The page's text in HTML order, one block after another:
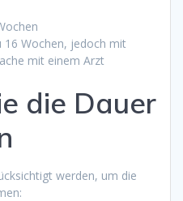
16 Wochen, jedoch mit
mit einem Arzt
die Dauer
werden, um die